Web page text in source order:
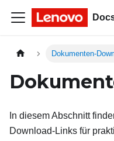
Dokumenten-
In diesem Abschnitt
Download-Links für